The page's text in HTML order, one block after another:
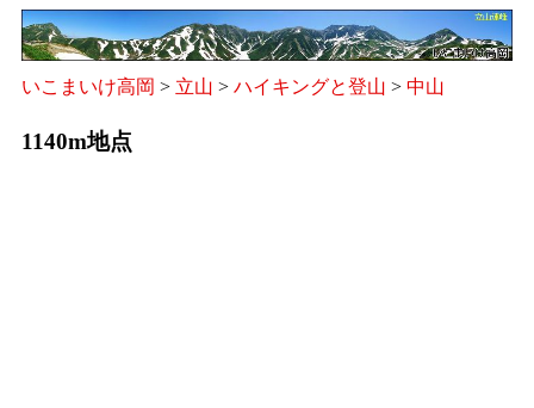
いこまいけ高岡 > 立山 > ハイキングと登山 > 中山
1140m地点